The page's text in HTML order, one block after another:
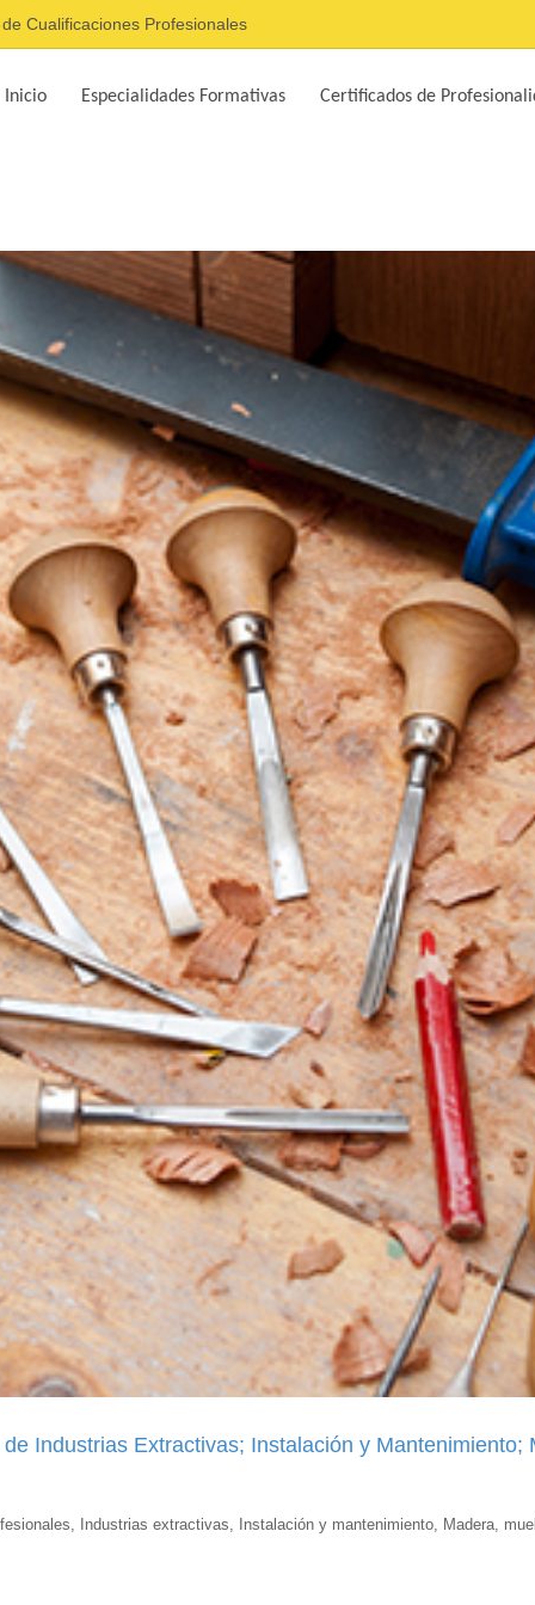
Cualificaciones Profesionales
Inicio Especialidades Formativas Certificados de
Industrias Extractivas; Instalación y Mantenimiento;
Industrias extractivas, Instalación y mantenimiento, Madera,